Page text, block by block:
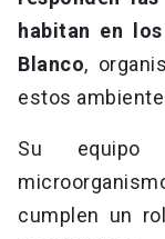
habitan en
Blanco,
estos
Su equipo
cumplen un